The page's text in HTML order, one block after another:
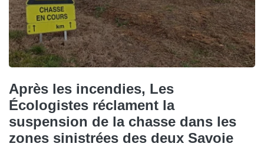
Après les incendies, Les
Écologistes réclament la
suspension de la chasse dans les
zones sinistrées des deux Savoie